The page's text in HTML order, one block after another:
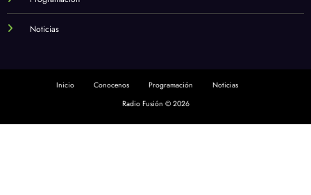
Noticias
Inicio Conocenos Programación
Noticias
Radio Fusión © 2026